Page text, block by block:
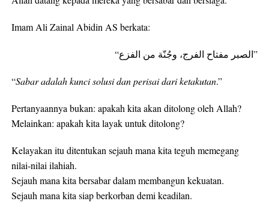
Imam Ali Zainal Abidin AS berkata:
“الصبر مفتاح الفرج، وجُنّة من الفزع”
“Sabar adalah kunci solusi dan perisai dari ketakutan.”
Pertanyaannya bukan: apakah kita akan ditolong oleh Allah?
Melainkan: apakah kita layak untuk ditolong?
Kelayakan itu ditentukan sejauh mana kita teguh memegang
nilai-nilai ilahiah.
Sejauh mana kita bersabar dalam membangun kekuatan.
Sejauh mana kita siap berkorban demi keadilan.